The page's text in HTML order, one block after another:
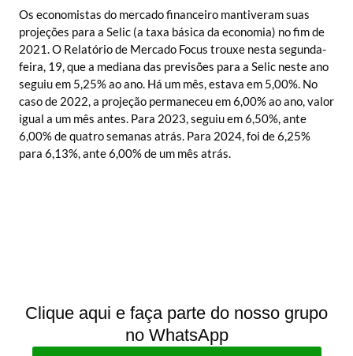
Os economistas do mercado financeiro mantiveram suas
projeções para a Selic (a taxa básica da economia) no fim de
2021. O Relatório de Mercado Focus trouxe nesta segunda-
feira, 19, que a mediana das previsões para a Selic neste ano
seguiu em 5,25% ao ano. Há um mês, estava em 5,00%. No
caso de 2022, a projeção permaneceu em 6,00% ao ano, valor
igual a um mês antes. Para 2023, seguiu em 6,50%, ante
6,00% de quatro semanas atrás. Para 2024, foi de 6,25%
para 6,13%, ante 6,00% de um mês atrás.
Clique aqui e faça parte do nosso grupo
no WhatsApp